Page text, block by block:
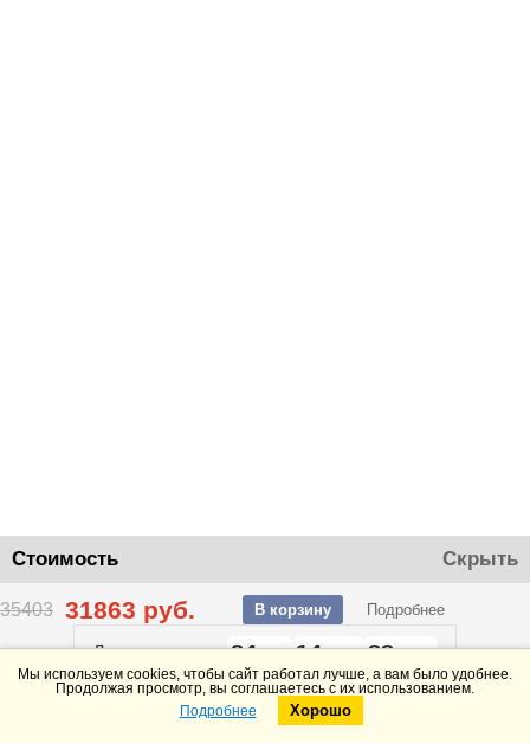
Стоимость Скрыть
35403 31863 руб. В корзину Подробнее
До конца акции24 14 23
Telegram
Мы используем cookies, чтобы сайт работал лучше, а вам было удобнее.
Продолжая просмотр, вы соглашаетесь с их использованием.
Подробнее
Хорошо